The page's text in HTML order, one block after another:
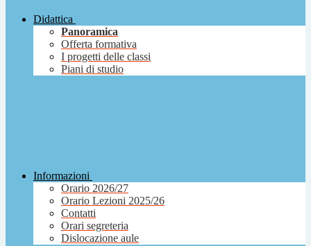
Didattica
Panoramica
Offerta formativa
I progetti delle classi
Piani di studio
Informazioni
Orario 2026/27
Orario Lezioni 2025/26
Contatti
Orari segreteria
Dislocazione aule